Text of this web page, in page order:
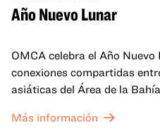
Año Nuevo Lunar
OMCA celebra el Año
conexiones compartidas
asiáticas del Área de la
celebran y honran las
Más información